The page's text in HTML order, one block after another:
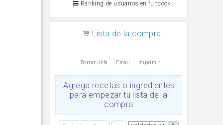
Ranking de usuarios en funcook
Lista de la compra
Borrar lista Email Imprimir
Agrega recetas o ingredientes
para empezar tu lista de la
compra